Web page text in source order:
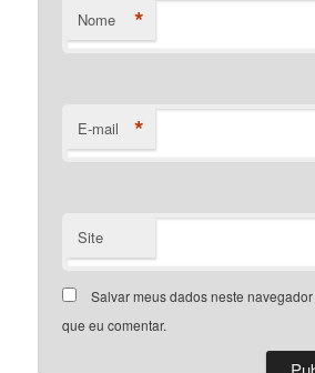
Nome *
E-mail *
Site
Salvar meus dados neste
que eu comentar.